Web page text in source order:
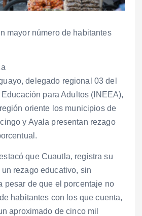
mayor número de habitantes
delegado regional 03 del
Educación para Adultos (INEEA),
oriente los municipios de
y Ayala presentan rezago
que Cuautla, registra su
rezago educativo, sin
pesar de que el porcentaje no
habitantes con los que cuenta,
aproximado de cinco mil